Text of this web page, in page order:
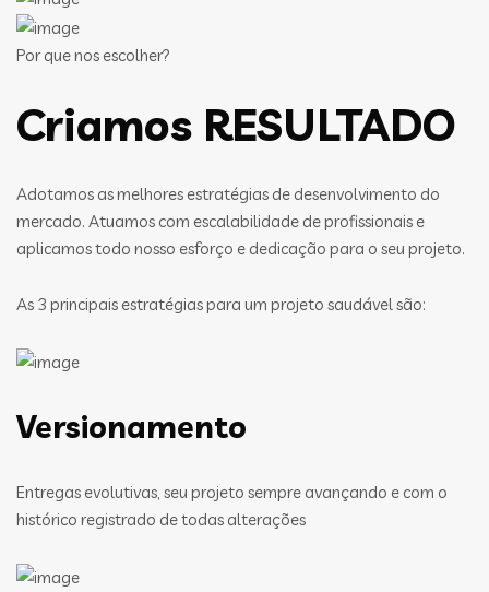
Por que nos escolher?
Criamos RESULTADO
Adotamos as melhores estratégias de desenvolvimento do
mercado. Atuamos com escalabilidade de profissionais e
aplicamos todo nosso esforço e dedicação para o seu projeto.
As 3 principais estratégias para um projeto saudável são:
Versionamento
Entregas evolutivas, seu projeto sempre avançando e com o
histórico registrado de todas alterações